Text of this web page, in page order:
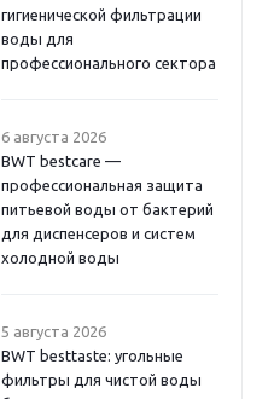
гигиенической фильтрации
воды для
профессионального сектора
6 августа 2026
BWT bestcare —
профессиональная защита
питьевой воды от бактерий
для диспенсеров и систем
холодной воды
5 августа 2026
BWT besttaste: угольные
фильтры для чистой воды